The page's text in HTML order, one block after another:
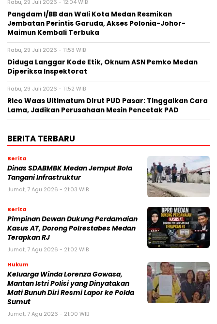
Rabu, 29 Juli 2026 - 12:04 WIB
Pangdam I/BB dan Wali Kota Medan Resmikan
Jembatan Perintis Garuda, Akses Polonia-Johor-
Maimun Kembali Terbuka
Rabu, 29 Juli 2026 - 11:53 WIB
Diduga Langgar Kode Etik, Oknum ASN Pemko Medan
Diperiksa Inspektorat
Rabu, 29 Juli 2026 - 11:52 WIB
Rico Waas Ultimatum Dirut PUD Pasar: Tinggalkan Cara
Lama, Jadikan Perusahaan Mesin Pencetak PAD
BERITA TERBARU
Berita
Dinas SDABMBK Medan Jemput Bola
Tangani Infrastruktur
Jumat, 7 Agu 2026 - 21:03 WIB
Berita
Pimpinan Dewan Dukung Perdamaian
Kasus AT, Dorong Polrestabes Medan
Terapkan RJ
Jumat, 7 Agu 2026 - 21:02 WIB
Hukum
Keluarga Winda Lorenza Gowasa,
Mantan Istri Polisi yang Dinyatakan
Mati Bunuh Diri Resmi Lapor ke Polda
Sumut
Jumat, 7 Agu 2026 - 21:00 WIB